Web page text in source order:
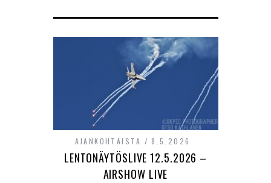
AJANKOHTAISTA 8.5.2026
LENTONÄYTÖSLIVE 12.5.2026 –
AIRSHOW LIVE